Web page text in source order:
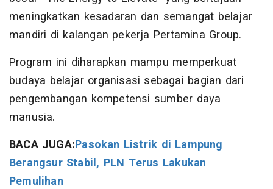
meningkatkan kesadaran dan semangat belajar
mandiri di kalangan pekerja Pertamina Group.
Program ini diharapkan mampu memperkuat
budaya belajar organisasi sebagai bagian dari
pengembangan kompetensi sumber daya
manusia.
BACA JUGA:Pasokan Listrik di Lampung
Berangsur Stabil, PLN Terus Lakukan
Pemulihan